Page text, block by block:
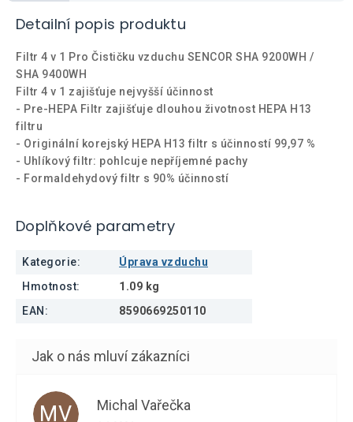
Detailní popis produktu
Filtr 4 v 1 Pro Čističku vzduchu SENCOR SHA 9200WH /
SHA 9400WH
Filtr 4 v 1 zajišťuje nejvyšší účinnost
- Pre-HEPA Filtr zajišťuje dlouhou životnost HEPA H13
filtru
- Originální korejský HEPA H13 filtr s účinností 99,97 %
- Uhlíkový filtr: pohlcuje nepříjemné pachy
- Formaldehydový filtr s 90% účinností
Doplňkové parametry
Kategorie:
Úprava vzduchu
Hmotnost:
1.09 kg
EAN: 8590669250110
MV Michal Vařečka